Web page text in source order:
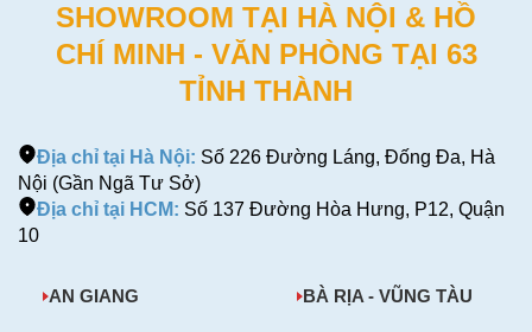
SHOWROOM TẠI HÀ NỘI & HỒ
CHÍ MINH - VĂN PHÒNG TẠI 63
TỈNH THÀNH
Địa chỉ tại Hà Nội: Số 226 Đường Láng, Đống Đa, Hà
Nội (Gần Ngã Tư Sở)
Địa chỉ tại HCM: Số 137 Đường Hòa Hưng, P12, Quận
10
AN GIANG BÀ RỊA - VŨNG TÀU